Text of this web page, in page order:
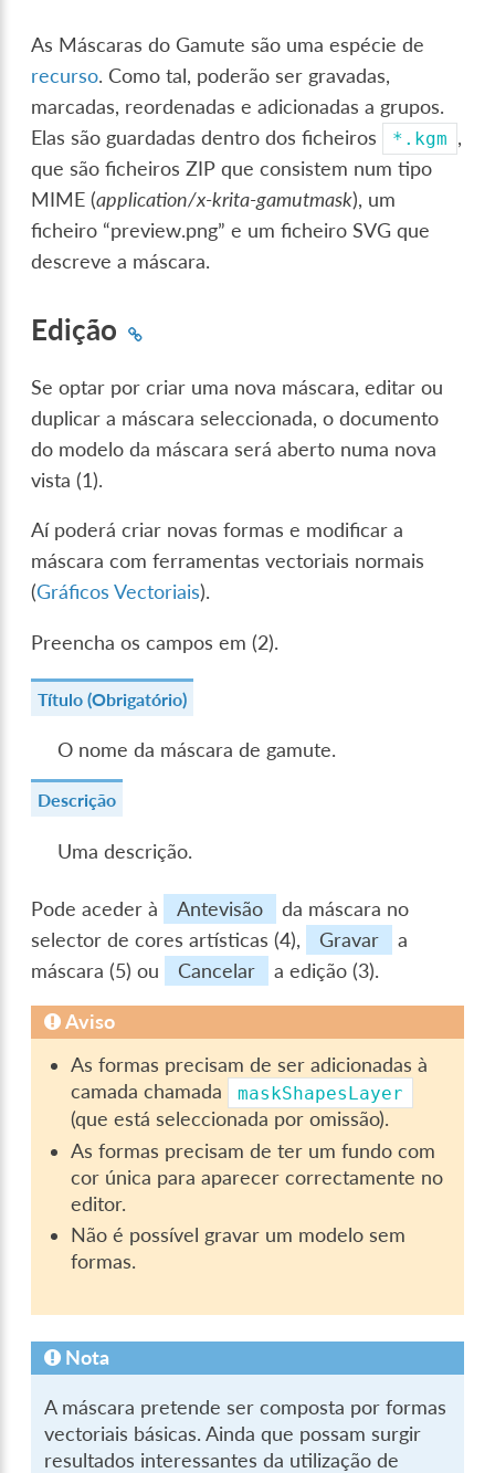
As Máscaras do Gamute são uma espécie de
recurso. Como tal, poderão ser gravadas,
marcadas, reordenadas e adicionadas a grupos.
Elas são guardadas dentro dos ficheiros
*.kgm ,
que são ficheiros ZIP que consistem num tipo
MIME (application/x-krita-gamutmask), um
ficheiro “preview.png” e um ficheiro SVG que
descreve a máscara.
Edição
Se optar por criar uma nova máscara, editar ou
duplicar a máscara seleccionada, o documento
do modelo da máscara será aberto numa nova
vista (1).
Aí poderá criar novas formas e modificar a
máscara com ferramentas vectoriais normais
(Gráficos Vectoriais).
Preencha os campos em (2).
Título (Obrigatório)
O nome da máscara de gamute.
Descrição
Uma descrição.
Pode aceder à Antevisão
da máscara no
selector de cores artísticas (4),
Gravar
a
máscara (5) ou
Cancelar a edição (3).
Aviso
As formas precisam de ser adicionadas à
camada chamada
maskShapesLayer
(que está seleccionada por omissão).
As formas precisam de ter um fundo com
cor única para aparecer correctamente no
editor.
Não é possível gravar um modelo sem
formas.
Nota
A máscara pretende ser composta por formas
vectoriais básicas. Ainda que possam surgir
resultados interessantes da utilização de